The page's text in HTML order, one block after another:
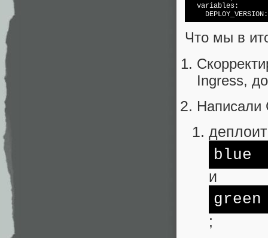
  variables:
Что мы в
Ingress,
Написали
blue
и
green
;